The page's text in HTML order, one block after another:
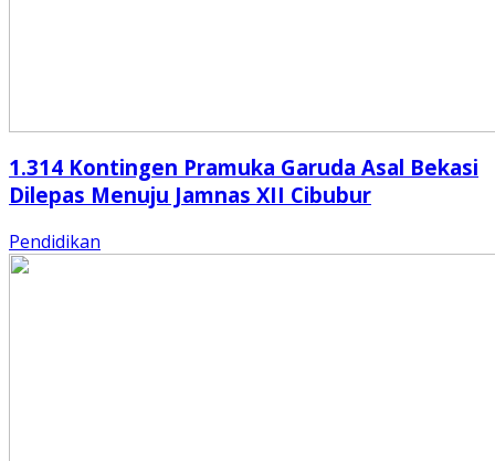
1.314 Kontingen Pramuka Garuda Asal Bekasi
Dilepas Menuju Jamnas XII Cibubur
Pendidikan